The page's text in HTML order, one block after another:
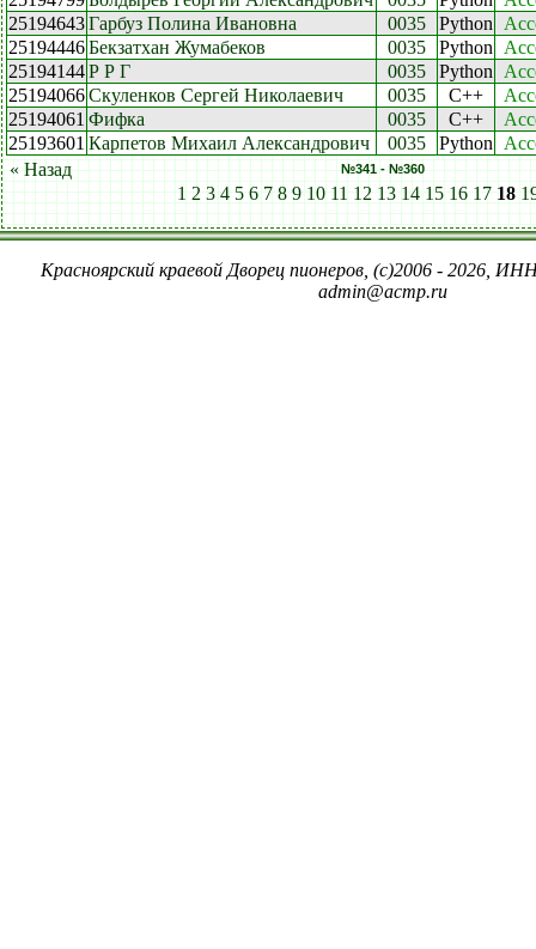
25194643Гарбуз Полина Ивановна 0035 Python
25194446Бекзатхан Жумабеков 0035 Python
25194144Р Р Г 0035 Python
25194066Скуленков Сергей Николаевич 0035 C++
25194061 Фифка 0035 C++
25193601 Карпетов Михаил Александрович 0035 Python
« Назад
№341 - №360
1 2 3 4 5 6 7 8 9 10 11 12 13 14 15 16 17 18
Красноярский краевой Дворец пионеров, (c)2006 - 2026,
admin@acmp.ru